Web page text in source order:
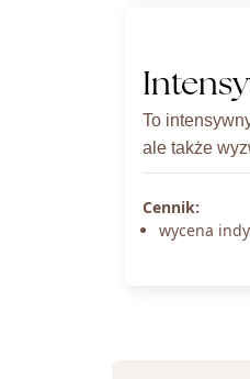
To
ale także
Cennik:
wycena